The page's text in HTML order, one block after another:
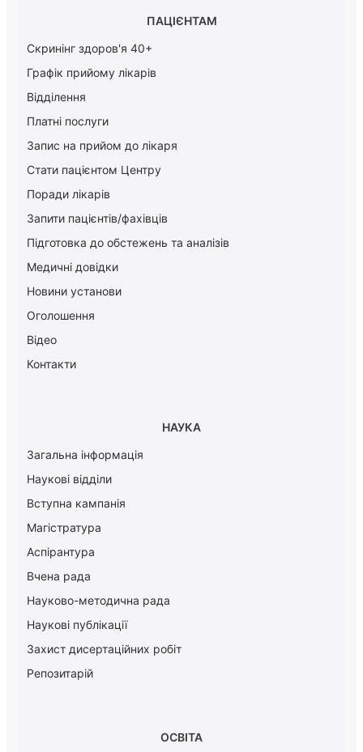
ПАЦІЄНТАМ
Скринінг здоров'я 40+
Графік прийому лікарів
Відділення
Платні послуги
Запис на прийом до лікаря
Стати пацієнтом Центру
Поради лікарів
Запити пацієнтів/фахівців
Підготовка до обстежень та аналізів
Медичні довідки
Новини установи
Оголошення
Відео
Контакти
НАУКА
Загальна інформація
Наукові відділи
Вступна кампанія
Магістратура
Аспірантура
Вчена рада
Науково-методична рада
Наукові публікації
Захист дисертаційних робіт
Репозитарій
ОСВІТА